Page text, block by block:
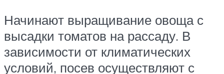
Начинают выращивание овоща с
высадки томатов на рассаду. В
зависимости от климатических
условий, посев осуществляют с